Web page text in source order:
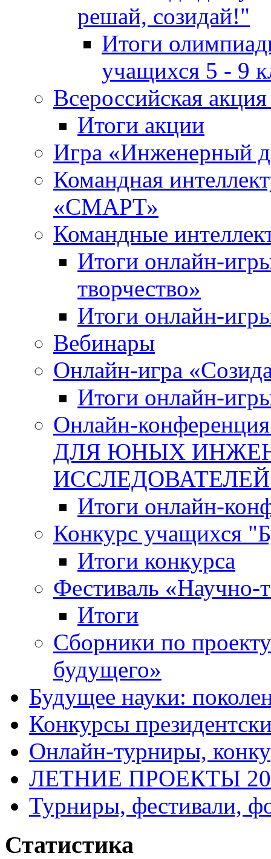
решай, созидай!"
Итоги
учащихся 5 - 9
Всероссийская
Итоги акции
Игра «Инженерный
Командная
«СМАРТ»
Командные
Итоги онлайн-
творчество»
Итоги онлайн-
Вебинары
Онлайн-игра
Итоги онлайн-
Онлайн-
ДЛЯ ЮНЫХ
Итоги онлайн-
Конкурс учащихся
Итоги конкурса
Фестиваль «Научно-
Итоги
Сборники по
будущего»
Будущее науки:
Конкурсы
Онлайн-турниры,
ЛЕТНИЕ ПРОЕКТЫ
Турниры, фестивали,
Статистика